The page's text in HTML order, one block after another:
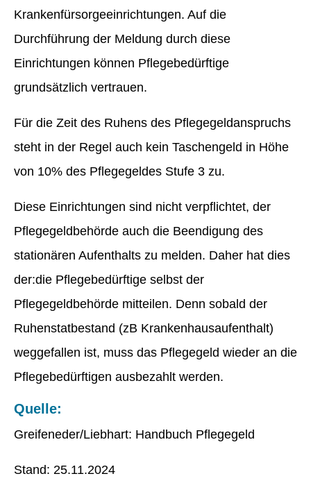
Krankenfürsorgeeinrichtungen. Auf die
Durchführung der Meldung durch diese
Einrichtungen können Pflegebedürftige
grundsätzlich vertrauen.
Für die Zeit des Ruhens des Pflegegeldanspruchs
steht in der Regel auch kein Taschengeld in Höhe
von 10% des Pflegegeldes Stufe 3 zu.
Diese Einrichtungen sind nicht verpflichtet, der
Pflegegeldbehörde auch die Beendigung des
stationären Aufenthalts zu melden. Daher hat dies
der:die Pflegebedürftige selbst der
Pflegegeldbehörde mitteilen. Denn sobald der
Ruhenstatbestand (zB Krankenhausaufenthalt)
weggefallen ist, muss das Pflegegeld wieder an die
Pflegebedürftigen ausbezahlt werden.
Quelle:
Greifeneder/Liebhart: Handbuch Pflegegeld
Stand: 25.11.2024